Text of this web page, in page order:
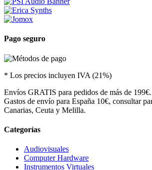
Pago seguro
* Los precios incluyen IVA (21%)
Envíos GRATIS para pedidos de más de 199€.
Gastos de envío para España 10€, consultar
Canarias, Ceuta y Melilla.
Categorías
Audiovisuales
Computer Hardware
Instrumentos Virtuales